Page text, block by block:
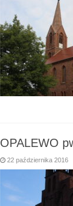
OPALEWO
22 października 2016